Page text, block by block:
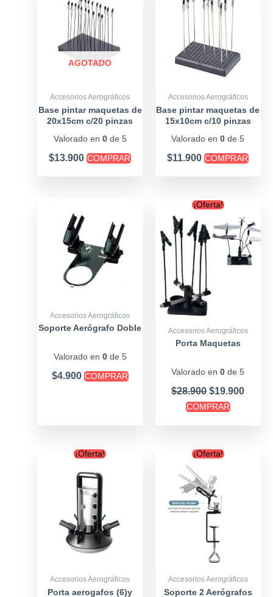
AGOTADO
Accesorios Aerográficos
Base pintar maquetas de
20x15cm c/20 pinzas
Valorado en 0de 5
$13.900 COMPRAR
Accesorios Aerográficos
Base pintar maquetas de
15x10cm c/10 pinzas
Valorado en0 de 5
$11.900 COMPRAR
Accesorios Aerográficos
Soporte Aerógrafo Doble
Valorado en 0de 5
$4.900 COMPRAR
¡Oferta!
Accesorios Aerográficos
Porta Maquetas
Valorado en0 de 5
$28.900
Original
was:
$28.900.
$19.900
price
is:
COMPRAR
¡Oferta!
Accesorios Aerográficos
Porta aerogafos (6)y
Original
was:
$19.900.
¡Oferta!
Accesorios Aerográficos
Soporte 2 Aerógrafos
Original
was:
$23.900.